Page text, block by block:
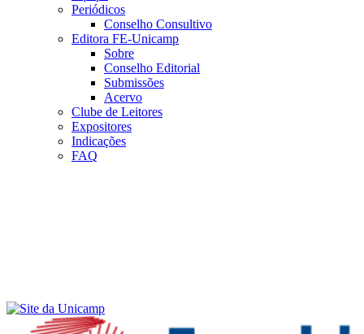
Periódicos
Conselho Consultivo
Editora FE-Unicamp
Sobre
Conselho Editorial
Submissões
Acervo
Clube de Leitores
Expositores
Indicações
FAQ